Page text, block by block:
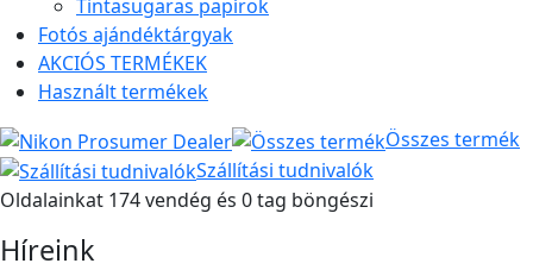
Tintasugaras papírok
Fotós ajándéktárgyak
AKCIÓS TERMÉKEK
Használt termékek
Összes termék
Szállítási tudnivalók
Oldalainkat 174 vendég és 0 tag böngészi
Híreink